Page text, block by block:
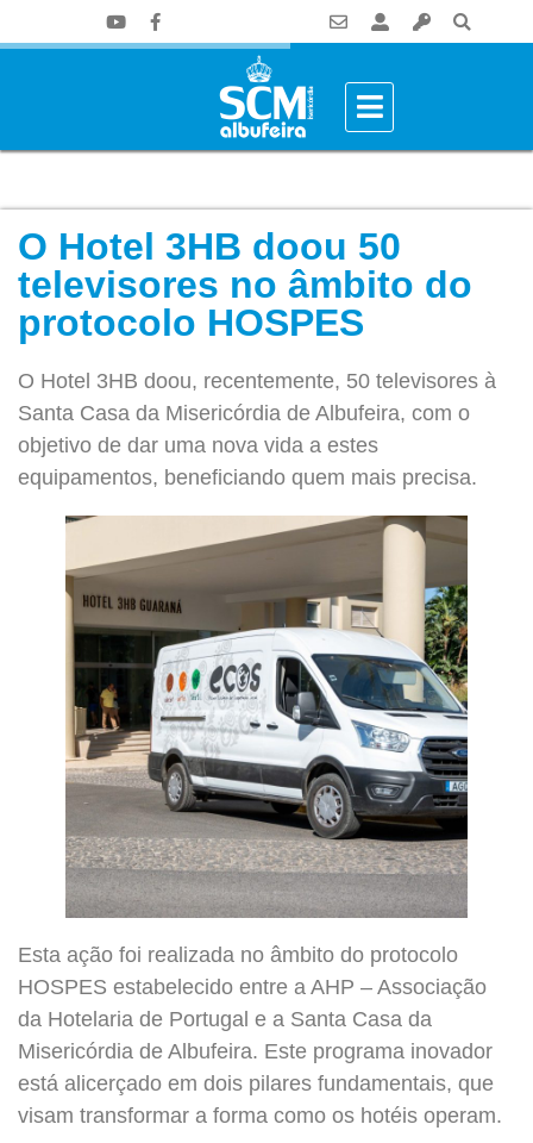
O Hotel 3HB doou 50
televisores no âmbito do
protocolo HOSPES
O Hotel 3HB doou, recentemente, 50 televisores à
Santa Casa da Misericórdia de Albufeira, com o
objetivo de dar uma nova vida a estes
equipamentos, beneficiando quem mais precisa.
Esta ação foi realizada no âmbito do protocolo
HOSPES estabelecido entre a AHP – Associação
da Hotelaria de Portugal e a Santa Casa da
Misericórdia de Albufeira. Este programa inovador
está alicerçado em dois pilares fundamentais, que
visam transformar a forma como os hotéis operam.